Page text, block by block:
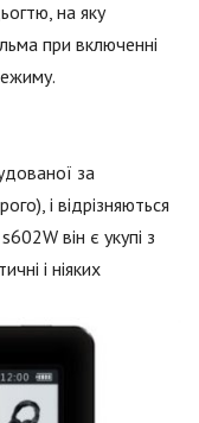
на яку
при включенні
за
і відрізняються
він є укупі з
і ніяких